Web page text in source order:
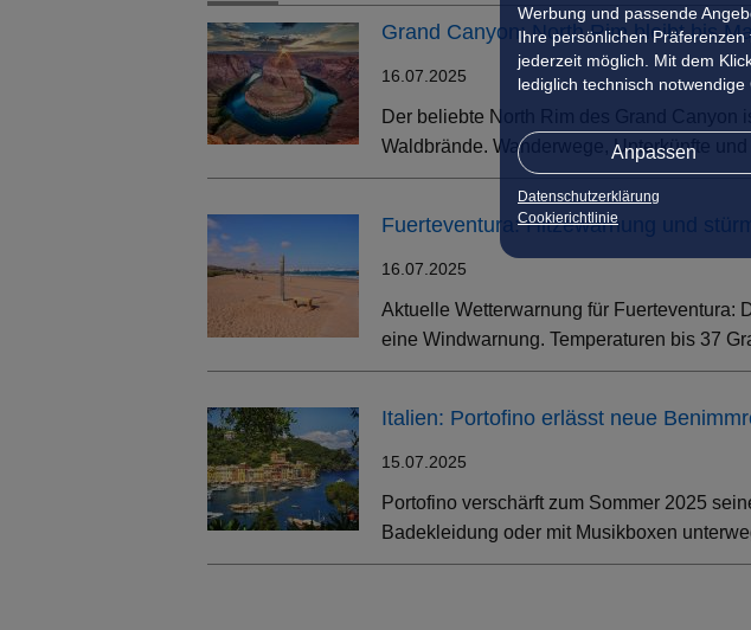
Werbung und passende
Ihre persönlichen
jederzeit möglich. Mit dem
lediglich technisch notwendige
Anpassen
Datenschutzerklärung
Cookierichtlinie
Grand Canyon: North Rim bleibt bis
16.07.2025
Der beliebte North Rim des Grand Canyon
Waldbrände. Wanderwege, Unterkünfte
Fuerteventura: Hitzewarnung und
16.07.2025
Aktuelle Wetterwarnung für Fuerteventura:
eine Windwarnung. Temperaturen bis 37
Italien: Portofino erlässt neue
15.07.2025
Portofino verschärft zum Sommer 2025
Badekleidung oder mit Musikboxen